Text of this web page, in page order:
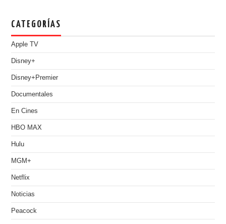
CATEGORÍAS
Apple TV
Disney+
Disney+Premier
Documentales
En Cines
HBO MAX
Hulu
MGM+
Netflix
Noticias
Peacock